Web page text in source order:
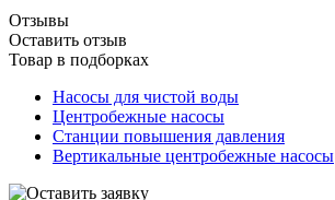
Отзывы
Оставить отзыв
Товар в подборках
Насосы для чистой воды
Центробежные насосы
Станции повышения давления
Вертикальные центробежные насосы